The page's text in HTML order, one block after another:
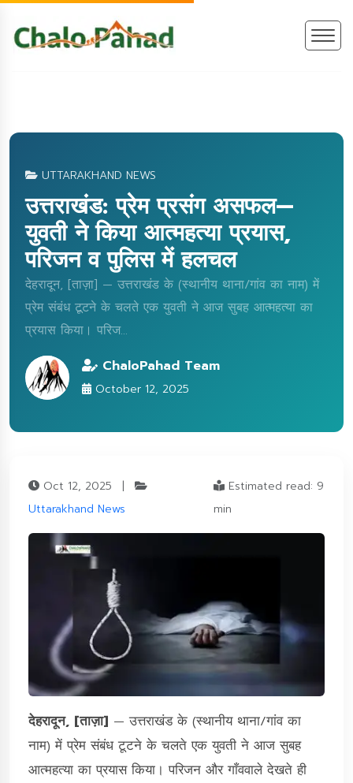
UTTARAKHAND NEWS
उत्तराखंड: प्रेम प्रसंग असफल—
युवती ने किया आत्महत्या प्रयास,
परिजन व पुलिस में हलचल
देहरादून, [ताज़ा] — उत्तराखंड के (स्थानीय थाना/गांव का नाम) में
प्रेम संबंध टूटने के चलते एक युवती ने आज सुबह आत्महत्या का
प्रयास किया। परिज...
ChaloPahad Team
October 12, 2025
Oct 12, 2025
|
Uttarakhand News
Estimated read: 9
min
देहरादून, [ताज़ा] — उत्तराखंड के (स्थानीय थाना/गांव का
नाम) में प्रेम संबंध टूटने के चलते एक युवती ने आज सुबह
आत्महत्या का प्रयास किया। परिजन और गाँववाले देखते ही